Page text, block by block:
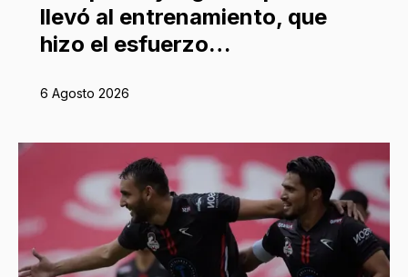
llevó al entrenamiento, que
hizo el esfuerzo…
6 Agosto 2026